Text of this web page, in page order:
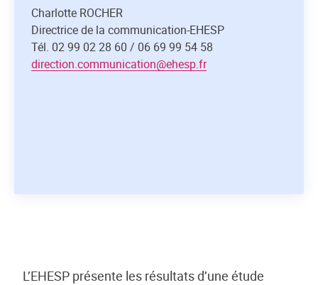
Charlotte ROCHER
Directrice de la communication-EHESP
Tél. 02 99 02 28 60 / 06 69 99 54 58
direction.communication@ehesp.fr
L’EHESP présente les résultats d’une étude